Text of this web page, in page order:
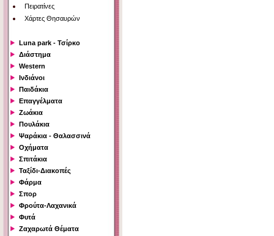
Πειρατίνες
Χάρτες Θησαυρών
Luna park - Τσίρκο
Διάστημα
Western
Ινδιάνοι
Παιδάκια
Επαγγέλματα
Ζωάκια
Πουλάκια
Ψαράκια - Θαλασσινά
Οχήματα
Σπιτάκια
Ταξίδι-Διακοπές
Φάρμα
Σπορ
Φρούτα-Λαχανικά
Φυτά
Ζαχαρωτά Θέματα